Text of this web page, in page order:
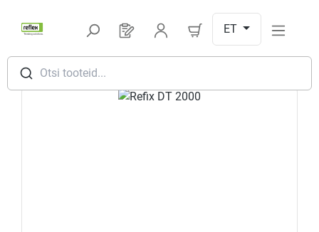
Otsi tooteid...
Sul on 0 toodet soovinimekirjas
ET
Jäta pildigalerii vahele